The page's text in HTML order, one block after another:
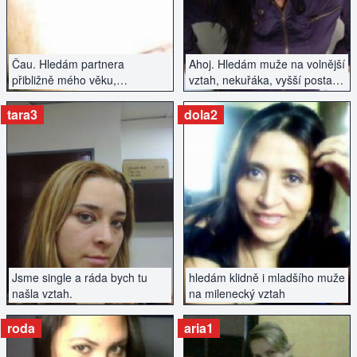
Čau. Hledám partnera
přibližně mého věku,
nekuřáka.
Ahoj. Hledám muže na volnější
vztah, nekuřáka, vyšší postavy
z Prahy.
Jsme single a ráda bych tu
našla vztah.
tara3
ZOBRAZIT INZERÁT
hledám klidně i mladšího muže
na milenecký vztah
dola2
ZOBRAZIT INZERÁT
roda aria1